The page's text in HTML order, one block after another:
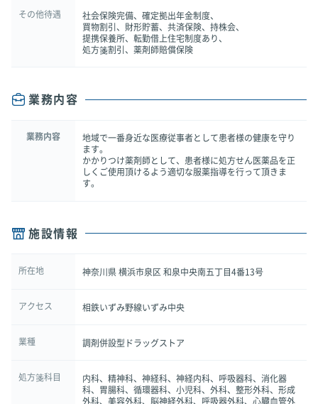
その他待遇
社会保険完備、確定拠出年金制度、
買物割引、財形貯蓄、共済保険、持株会、
提携保養所、転勤借上住宅制度あり、
処方箋割引、薬剤師賠償保険
業務内容
業務内容
地域で一番身近な医療従事者として患者様の健康を守り
ます。
かかりつけ薬剤師として、患者様に処方せん医薬品を正
しくご使用頂けるよう適切な服薬指導を行って頂きま
す。
施設情報
所在地 神奈川県 横浜市泉区 和泉中央南五丁目4番13号
アクセス 相鉄いずみ野線いずみ中央
業種 調剤併設型ドラッグストア
処方箋科目
内科、精神科、神経科、神経内科、呼吸器科、消化器
科、胃腸科、循環器科、小児科、外科、整形外科、形成
外科、美容外科、脳神経外科、呼吸器外科、心臓血管外